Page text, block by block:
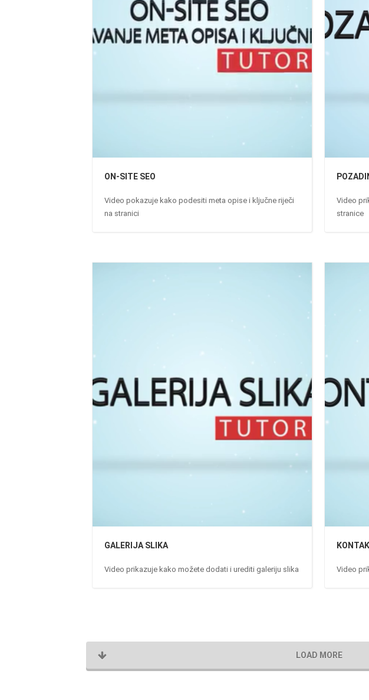
ON-SITE SEO
Video pokazuje kako podesiti meta opise i ključne riječi
na stranici
Video
stranice
GALERIJA SLIKA
Video prikazuje kako možete dodati i urediti galeriju slika Video
LOAD MORE